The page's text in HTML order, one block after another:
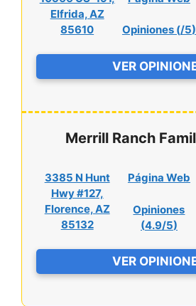
Elfrida, AZ
85610
Opiniones (/5)
VER
Merrill Ranch
3385 N Hunt
Hwy #127,
Florence, AZ
85132
Página Web
Opiniones
(4.9/5)
VER